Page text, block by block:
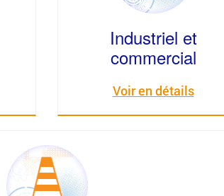
Industriel et
commercial
Voir en détails